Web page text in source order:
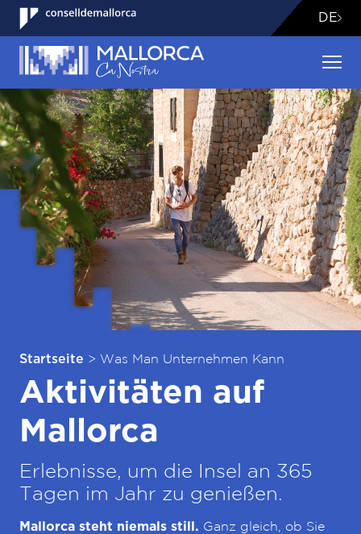
DE
Startseite > Was Man Unternehmen Kann
Aktivitäten auf
Mallorca
Erlebnisse, um die Insel an 365
Tagen im Jahr zu genießen.
Mallorca steht niemals still. Ganz gleich, ob Sie